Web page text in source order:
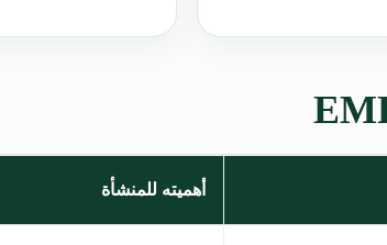
أهميته للمنشأة